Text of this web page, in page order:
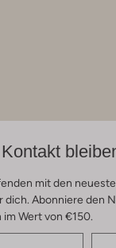
mit den
dich. Abonniere den
Wert von €150.